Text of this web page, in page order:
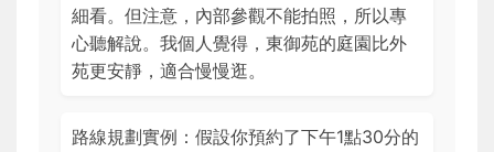
細看。但注意，內部參觀不能拍照，所以專
心聽解說。我個人覺得，東御苑的庭園比外
苑更安靜，適合慢慢逛。
路線規劃實例：假設你預約了下午1點30分的